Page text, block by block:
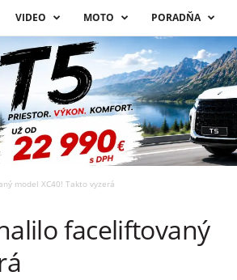
VIDEO MOTO PORADŇA
model XC40! Takto vyzerá
faceliftovaný